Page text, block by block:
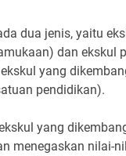
dua jenis, yaitu
dan ekskul
yang
pendidikan).
yang
menegaskan nilai-